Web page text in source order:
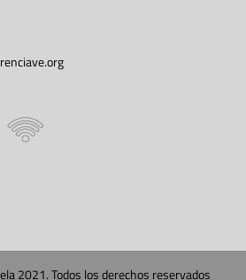
2021. Todos los derechos reservados